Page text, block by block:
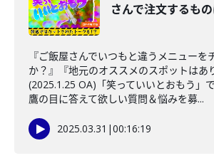
さんで注文するもの
『ご飯屋さんでいつもと違うメニューを
か？』『地元のオススメのスポットはあ
(2025.1.25 OA)「笑っていいとおもう」
鷹の目に答えて欲しい質問＆悩みを募...
2025.03.31 |00:16:19